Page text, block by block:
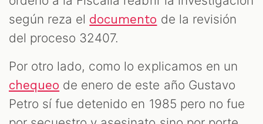
según reza el documento de la revisión
del proceso 32407.
Por otro lado, como lo explicamos en un
chequeo de enero de este año Gustavo
Petro sí fue detenido en 1985 pero no fue